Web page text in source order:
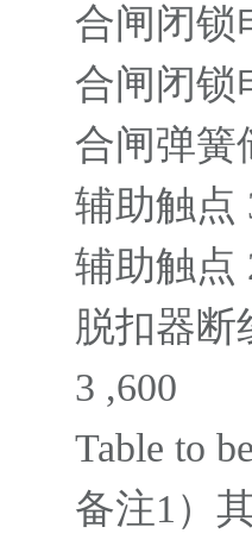
合闸闭锁
合闸闭锁
合闸弹簧
辅助触点
辅助触点
脱扣器断
3 ,600
Table to
备注1）